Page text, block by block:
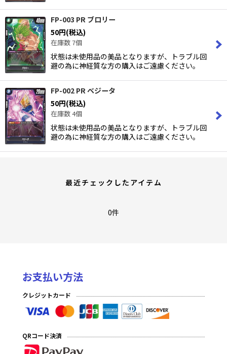
FP-003 PR ブロリー
50円(税込)
在庫数 7個
状態は未使用品の美品となりますが、トラブル回
避の為に神経質な方の購入はご遠慮ください。
FP-002 PR ベジータ
50円(税込)
在庫数 4個
状態は未使用品の美品となりますが、トラブル回
避の為に神経質な方の購入はご遠慮ください。
最近チェックしたアイテム
0件
お支払い方法
クレジットカード
QRコード決済